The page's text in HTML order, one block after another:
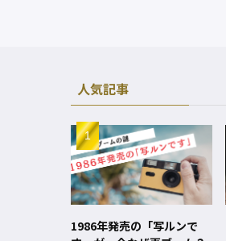
人気記事
1986年発売の「写ルンで